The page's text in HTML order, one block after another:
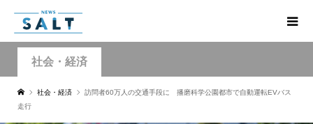
社会・経済
社会・経済
訪問者60万人の交通手段に 播磨科学公園都市で自動運転EVバス
走行